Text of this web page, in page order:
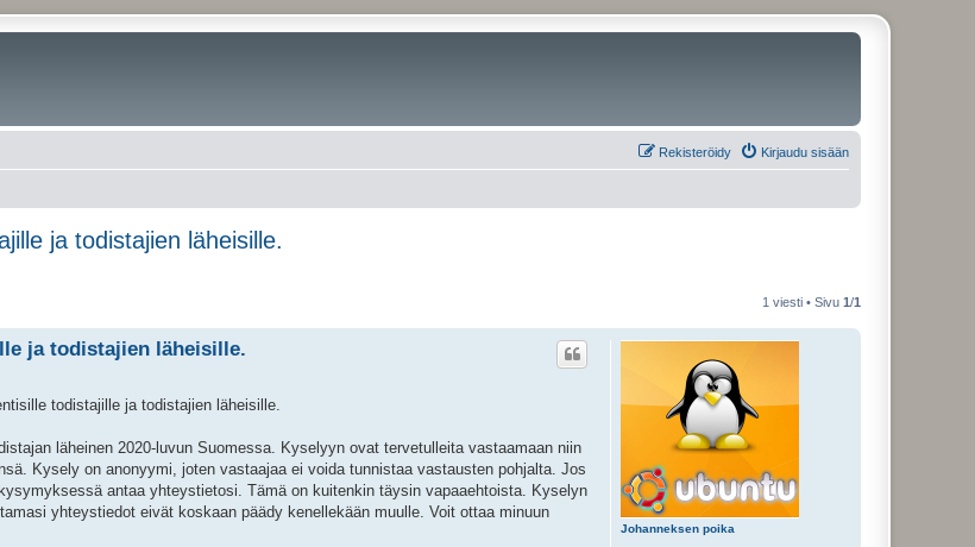
Kirjaudu sisään
Rekisteröidy
ja todistajien läheisille.
1 viesti • Sivu 1/1
Johanneksen poika
ja todistajien läheisille.
todistajille ja todistajien läheisille.
läheinen 2020-luvun Suomessa. Kyselyyn ovat tervetulleita vastaamaan niin
Kysely on anonyymi, joten vastaajaa ei voida tunnistaa vastausten pohjalta. Jos
antaa yhteystietosi. Tämä on kuitenkin täysin vapaaehtoista. Kyselyn
yhteystiedot eivät koskaan päädy kenellekään muulle. Voit ottaa minuun